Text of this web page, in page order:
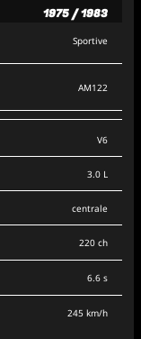
1975 / 1983
Sportive
AM122
V6
3.0 L
centrale
220 ch
6.6 s
245 km/h